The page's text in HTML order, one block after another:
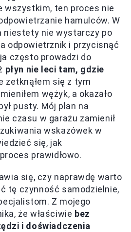
wszystkim, ten proces nie
hamulców. W
niestety nie wystarczy po
odpowietrznik i przycisnąć
często prowadzi do
płyn nie leci tam, gdzie
zetknąłem się z tym
wężyk, a okazało
pusty. Mój plan na
czasu w garażu zamienił
wskazówek w
się, jak
prawidłowo.
się, czy naprawdę warto
tę czynność samodzielnie,
Z mojego
że właściwie bez
i doświadczenia